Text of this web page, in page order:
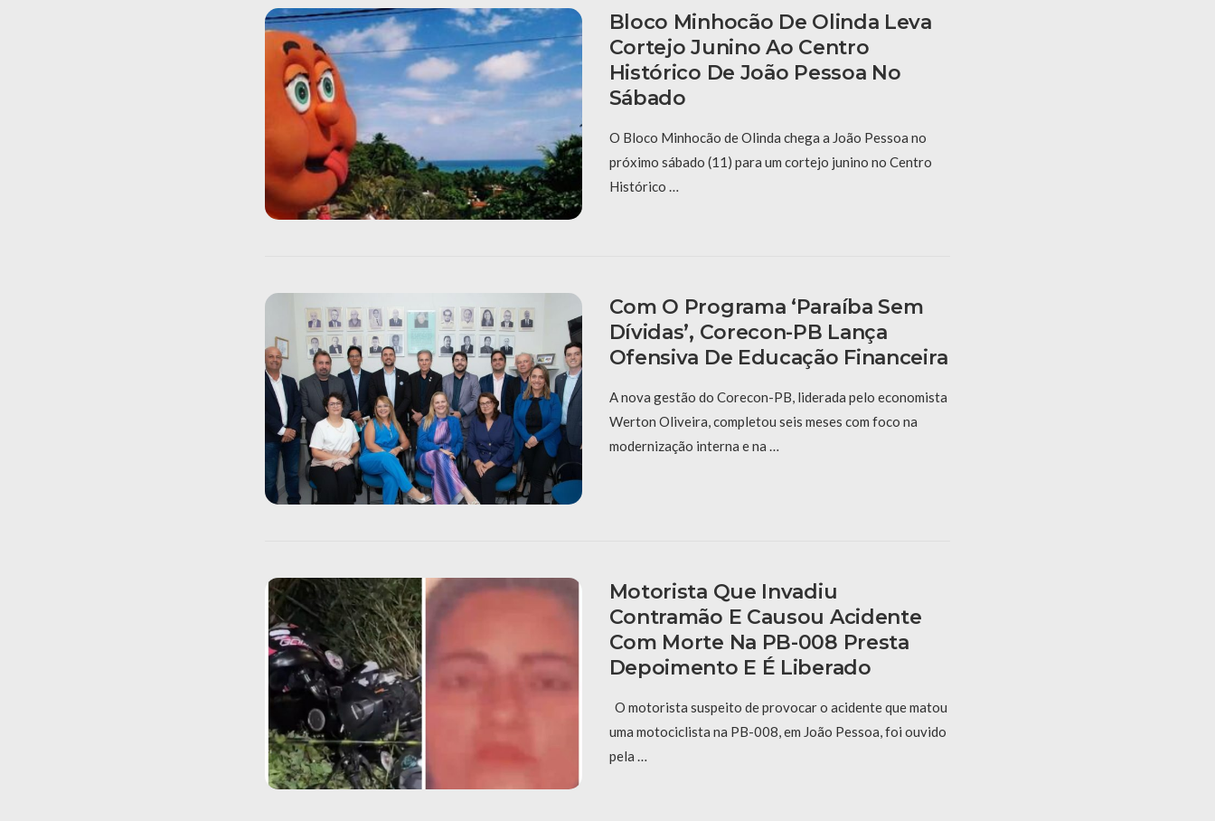
Bloco Minhocão De Olinda Leva
Cortejo Junino Ao Centro
Histórico De João Pessoa No
Sábado
O Bloco Minhocão de Olinda chega a João Pessoa no
próximo sábado (11) para um cortejo junino no Centro
Histórico …
Com O Programa ‘Paraíba Sem
Dívidas’, Corecon-PB Lança
Ofensiva De Educação Financeira
A nova gestão do Corecon-PB, liderada pelo economista
Werton Oliveira, completou seis meses com foco na
modernização interna e na …
Motorista Que Invadiu
Contramão E Causou Acidente
Com Morte Na PB-008 Presta
Depoimento E É Liberado
O motorista suspeito de provocar o acidente que matou
uma motociclista na PB-008, em João Pessoa, foi ouvido
pela …